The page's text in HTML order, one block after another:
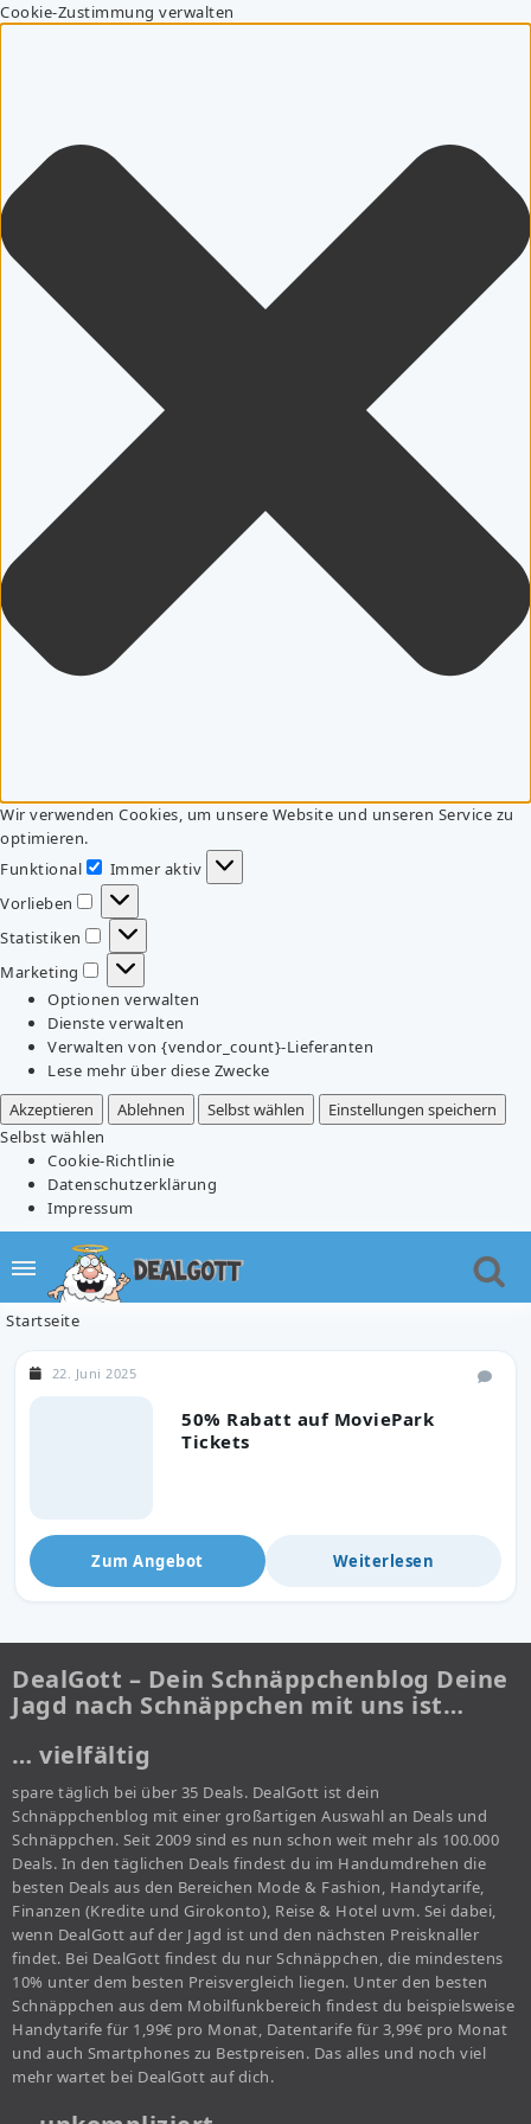
Cookie-Zustimmung verwalten
Wir verwenden Cookies, um unsere Website und unseren Service zu
optimieren.
Funktional
Funktional
Immer aktiv
Vorlieben
Vorlieben
Statistiken
Statistiken
Marketing
Marketing
Optionen verwalten
Dienste verwalten
Verwalten von {vendor_count}-Lieferanten
Lese mehr über diese Zwecke
Akzeptieren
Ablehnen Selbst wählen
Einstellungen speichern
Selbst wählen
Cookie-Richtlinie
Datenschutzerklärung
Impressum
Startseite
50% Rabatt auf MoviePark
Tickets
22. Juni 2025
Zum Angebot Weiterlesen
DealGott – Dein Schnäppchenblog Deine
Jagd nach Schnäppchen mit uns ist…
… vielfältig
spare täglich bei über 35 Deals. DealGott ist dein
Schnäppchenblog mit einer großartigen Auswahl an Deals und
Schnäppchen. Seit 2009 sind es nun schon weit mehr als 100.000
Deals. In den täglichen Deals findest du im Handumdrehen die
besten Deals aus den Bereichen Mode & Fashion, Handytarife,
Finanzen (Kredite und Girokonto), Reise & Hotel uvm. Sei dabei,
wenn DealGott auf der Jagd ist und den nächsten Preisknaller
findet. Bei DealGott findest du nur Schnäppchen, die mindestens
10% unter dem besten Preisvergleich liegen. Unter den besten
Schnäppchen aus dem Mobilfunkbereich findest du beispielsweise
Handytarife für 1,99€ pro Monat, Datentarife für 3,99€ pro Monat
und auch Smartphones zu Bestpreisen. Das alles und noch viel
mehr wartet bei DealGott auf dich.